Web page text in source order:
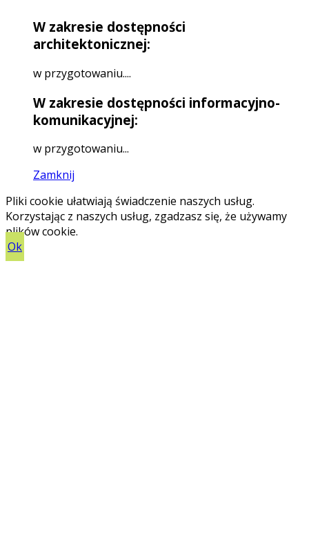
W zakresie dostępności
architektonicznej:
w przygotowaniu....
W zakresie dostępności informacyjno-
komunikacyjnej:
w przygotowaniu...
Zamknij
Pliki cookie ułatwiają świadczenie naszych usług.
Korzystając z naszych usług, zgadzasz się, że używamy
plików cookie.
Ok